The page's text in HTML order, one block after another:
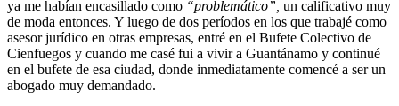
ya me habían encasillado como “problemático”, un calificativo muy
de moda entonces. Y luego de dos períodos en los que trabajé como
asesor jurídico en otras empresas, entré en el Bufete Colectivo de
Cienfuegos y cuando me casé fui a vivir a Guantánamo y continué
en el bufete de esa ciudad, donde inmediatamente comencé a ser un
abogado muy demandado.